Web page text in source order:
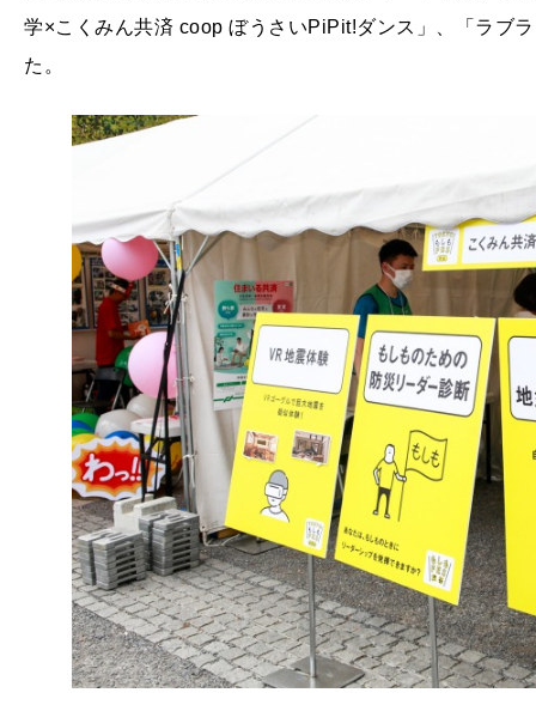
学×こくみん共済 coop ぼうさいPiPit!ダンス」、「ラブ
た。